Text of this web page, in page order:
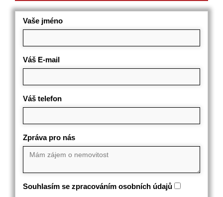
Vaše jméno
Váš E-mail
Váš telefon
Zpráva pro nás
Souhlasím se zpracováním osobních údajů